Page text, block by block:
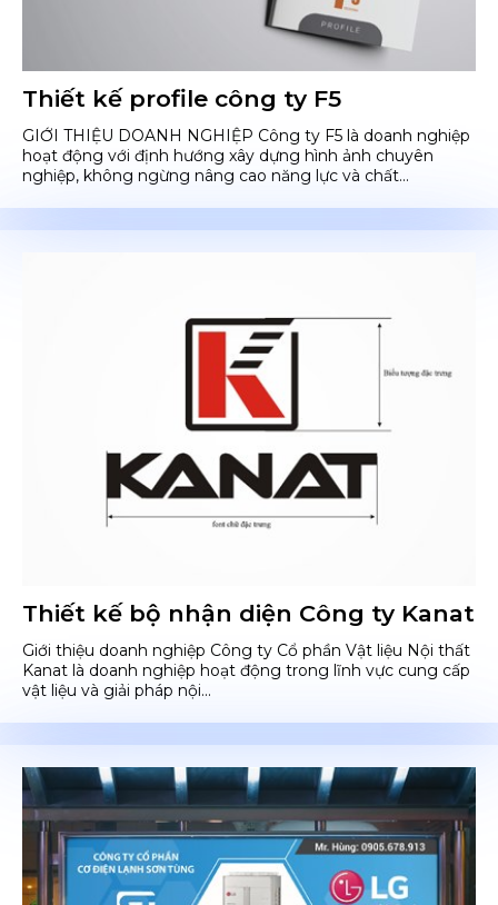
Thiết kế profile công ty F5
GIỚI THIỆU DOANH NGHIỆP Công ty F5 là doanh nghiệp
hoạt động với định hướng xây dựng hình ảnh chuyên
nghiệp, không ngừng nâng cao năng lực và chất...
Thiết kế bộ nhận diện Công ty Kanat
Giới thiệu doanh nghiệp Công ty Cổ phần Vật liệu Nội thất
Kanat là doanh nghiệp hoạt động trong lĩnh vực cung cấp
vật liệu và giải pháp nội...